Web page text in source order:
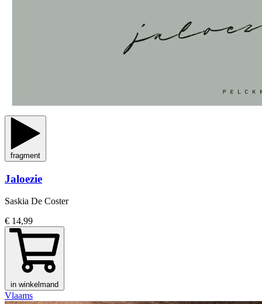
fragment
Jaloezie
Saskia De Coster
€ 14,99
in winkelmand
Vlaams